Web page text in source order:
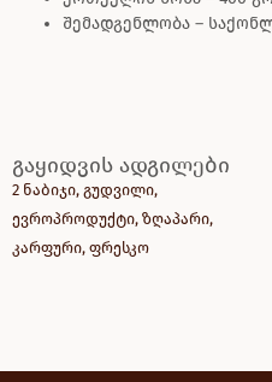
შემადგენლობა –
გაყიდვის ადგილები
2 ნაბიჯი, გუდვილი,
ევროპროდუქტი, ზღაპარი,
კარფური, ფრესკო